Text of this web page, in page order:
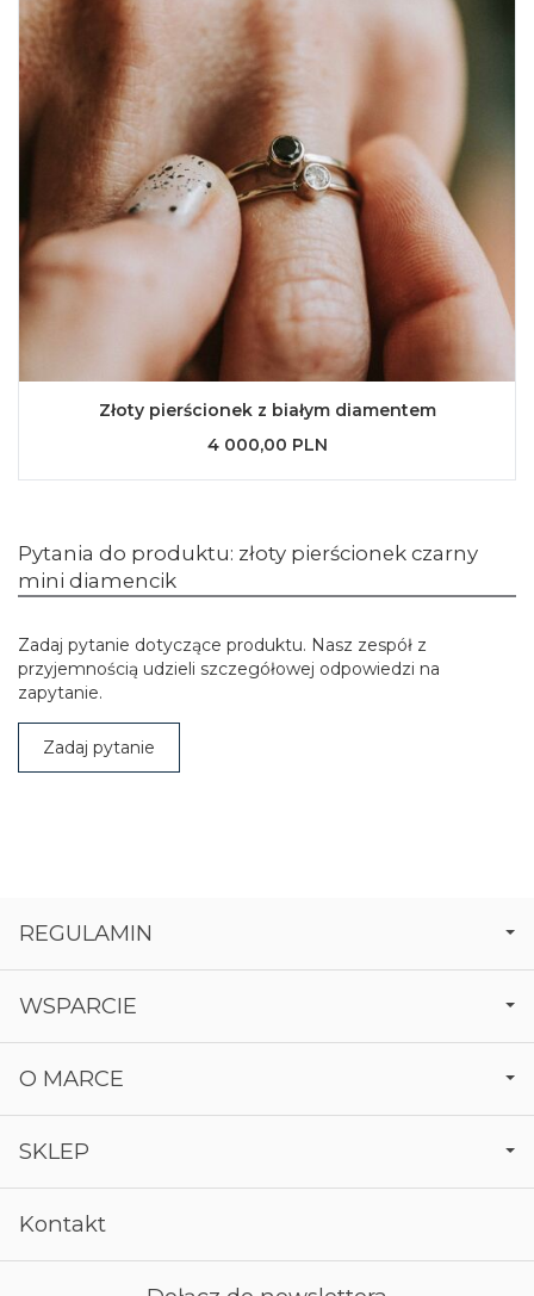
Złoty pierścionek z białym diamentem
4 000,00 PLN
Pytania do produktu: złoty pierścionek czarny
mini diamencik
Zadaj pytanie dotyczące produktu. Nasz zespół z
przyjemnością udzieli szczegółowej odpowiedzi na
zapytanie.
Zadaj pytanie
REGULAMIN
WSPARCIE
O MARCE
SKLEP
Kontakt